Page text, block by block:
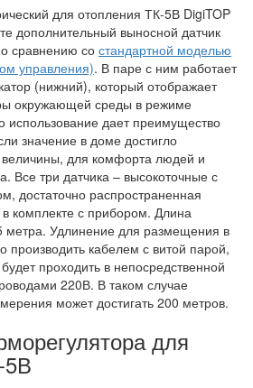
для отопления ТК-5В DigiTOP
дополнительный выносной датчик
сравнению со стандартной моделью
управления). В паре с ним работает
(нижний), который отображает
окружающей среды в режиме
использование дает преимущество
значение в доме достигло
для комфорта людей и
Все три датчика – высокоточные с
достаточно распространенная
комплекте с прибором. Длина
метра. Удлинение для размещения в
производить кабелем с витой парой,
проходить в непосредственной
220В. В таком случае
может достигать 200 метров.
для
5В